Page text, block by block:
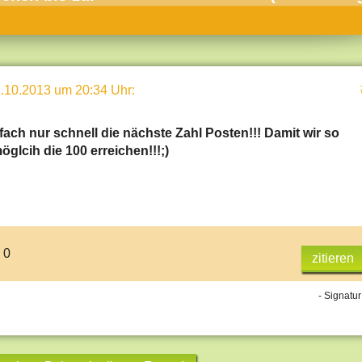
& Natur
um 20:34 Uhr:
nur schnell die nächste Zahl Posten!!! Damit wir so
die 100 erreichen!!!;)
0 zitieren
-